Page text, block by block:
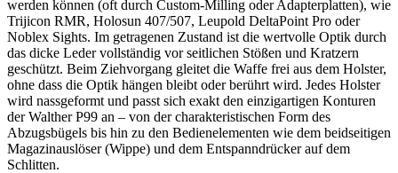
werden können (oft durch Custom-Milling oder Adapterplatten), wie
Trijicon RMR, Holosun 407/507, Leupold DeltaPoint Pro oder
Noblex Sights. Im getragenen Zustand ist die wertvolle Optik durch
das dicke Leder vollständig vor seitlichen Stößen und Kratzern
geschützt. Beim Ziehvorgang gleitet die Waffe frei aus dem Holster,
ohne dass die Optik hängen bleibt oder berührt wird. Jedes Holster
wird nassgeformt und passt sich exakt den einzigartigen Konturen
der Walther P99 an – von der charakteristischen Form des
Abzugsbügels bis hin zu den Bedienelementen wie dem beidseitigen
Magazinauslöser (Wippe) und dem Entspanndrücker auf dem
Schlitten.